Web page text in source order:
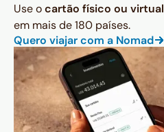
Use ocartão físico ou virtual
em mais de 180 países.
Quero viajar com a Nomad